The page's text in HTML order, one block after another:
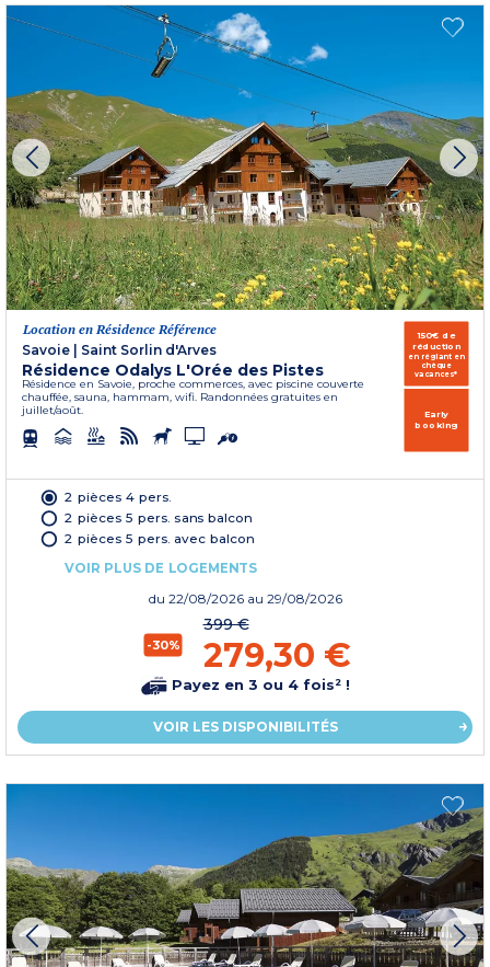
Location en Résidence Référence
Savoie
Saint Sorlin d'Arves
Résidence Odalys L'Orée des Pistes
Résidence en Savoie, proche commerces, avec piscine couverte
chauffée, sauna, hammam, wifi. Randonnées gratuites en
juillet/août.
150€ de
réduction
en réglant en
chèque
vacances*
Early
booking
2 pièces 4 pers.
2 pièces 5 pers. sans balcon
2 pièces 5 pers. avec balcon
VOIR PLUS DE LOGEMENTS
du 22/08/2026 au 29/08/2026
-30%
399 €
279,30 €
Payez en 3 ou 4 fois² !
VOIR LES DISPONIBILITÉS